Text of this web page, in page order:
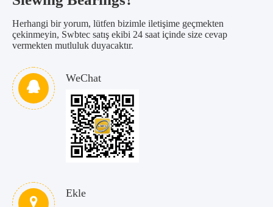
Herhangi bir yorum, lütfen bizimle iletişime geçmekten
çekinmeyin, Swbtec satış ekibi 24 saat içinde size cevap
vermekten mutluluk duyacaktır.
WeChat
Ekle